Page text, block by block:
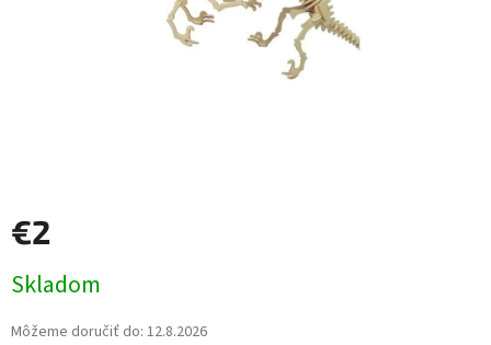
€2
cena:
Skladom
Môžeme doručiť do: 12.8.2026